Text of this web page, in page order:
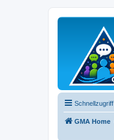
Schnellzugriff
GMA Home